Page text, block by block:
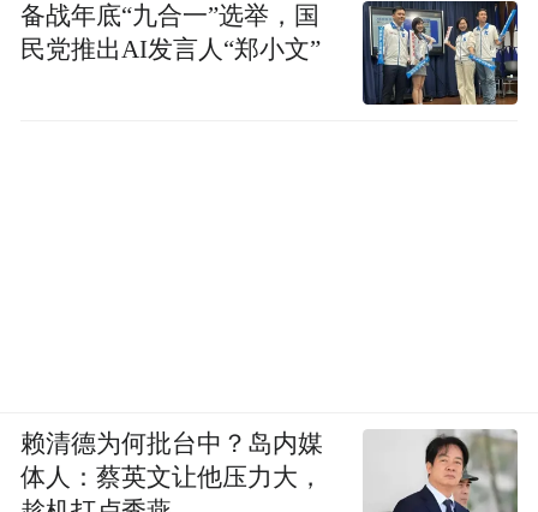
备战年底“九合一”选举，国
民党推出AI发言人“郑小文”
赖清德为何批台中？岛内媒
体人：蔡英文让他压力大，